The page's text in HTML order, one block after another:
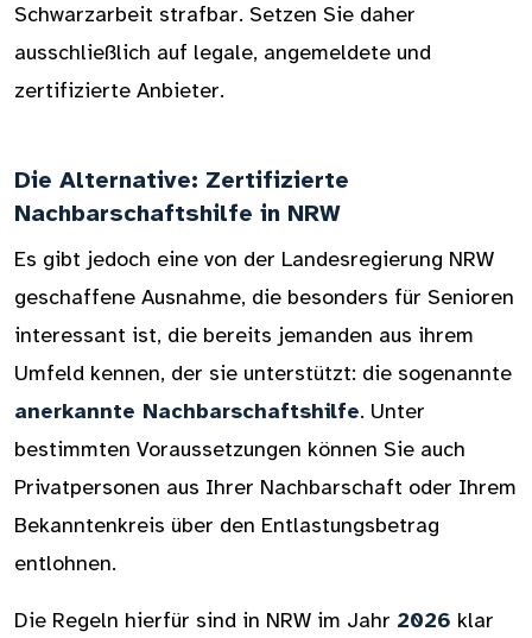
Schwarzarbeit strafbar. Setzen Sie daher
ausschließlich auf legale, angemeldete und
zertifizierte Anbieter.
Die Alternative: Zertifizierte
Nachbarschaftshilfe in NRW
Es gibt jedoch eine von der Landesregierung NRW
geschaffene Ausnahme, die besonders für Senioren
interessant ist, die bereits jemanden aus ihrem
Umfeld kennen, der sie unterstützt: die sogenannte
anerkannte Nachbarschaftshilfe. Unter
bestimmten Voraussetzungen können Sie auch
Privatpersonen aus Ihrer Nachbarschaft oder Ihrem
Bekanntenkreis über den Entlastungsbetrag
entlohnen.
Die Regeln hierfür sind in NRW im Jahr 2026 klar